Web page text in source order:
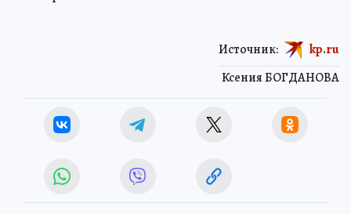
Ксения БОГДАНОВА
Источник: kp.ru